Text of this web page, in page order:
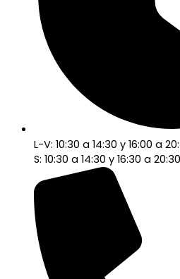
L-V: 10:30 a 14:30 y 16:00 a
S: 10:30 a 14:30 y 16:30 a 20:30